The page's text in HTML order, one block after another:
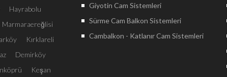
Hayrabolu
Marmaraereğlisi
Kırklareli
Demirköy
Keşan
Giyotin Cam Sistemleri
Sürme Cam Balkon Sistemleri
Cambalkon - Katlanır Cam Sistemleri